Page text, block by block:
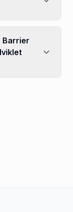
Barrier